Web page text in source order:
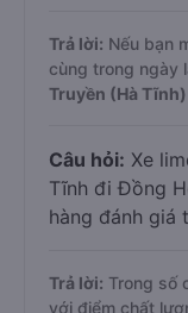
Trả lời: Nếu bạn
cùng trong ngày
Truyền (Hà Tĩnh)
Câu hỏi: Xe
Tĩnh đi Đồng
hàng đánh giá
Trả lời: Trong số
với điểm chất